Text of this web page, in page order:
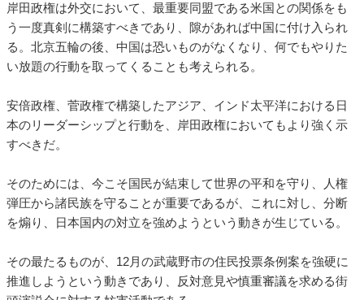
岸田政権は外交において、最重要同盟である米国との関係をも
う一度真剣に構築すべきであり、隙があれば中国に付け入られ
る。北京五輪の後、中国は恐いものがなくなり、何でもやりた
い放題の行動を取ってくることも考えられる。
安倍政権、菅政権で構築したアジア、インド太平洋における日
本のリーダーシップと行動を、岸田政権においてもより強く示
すべきだ。
そのためには、今こそ国民が結束して世界の平和を守り、人権
弾圧から諸民族を守ることが重要であるが、これに対し、分断
を煽り、日本国内の対立を強めようという動きが生じている。
その最たるものが、12月の武蔵野市の住民投票条例案を強硬に
推進しようという動きであり、反対意見や慎重審議を求める街